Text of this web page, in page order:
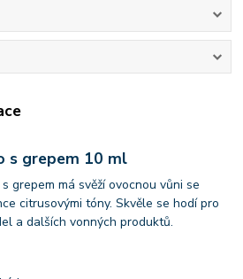
s grepem 10 ml
grepem má svěží ovocnou vůni se
citrusovými tóny. Skvěle se hodí pro
a dalších vonných produktů.